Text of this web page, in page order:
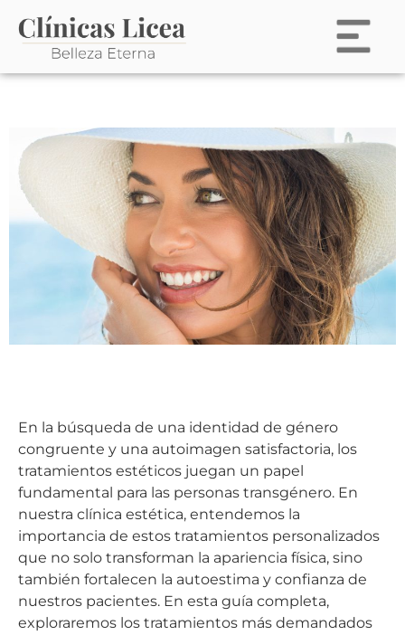
En la búsqueda de una identidad de género
congruente y una autoimagen satisfactoria, los
tratamientos estéticos juegan un papel
fundamental para las personas transgénero. En
nuestra clínica estética, entendemos la
importancia de estos tratamientos personalizados
que no solo transforman la apariencia física, sino
también fortalecen la autoestima y confianza de
nuestros pacientes. En esta guía completa,
exploraremos los tratamientos más demandados